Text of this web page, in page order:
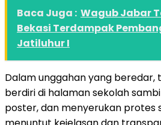
Baca Juga : Wagub Jabar
Bekasi Terdampak
Jatiluhur I
Dalam unggahan yang beredar,
berdiri di halaman sekolah
poster, dan menyerukan protes